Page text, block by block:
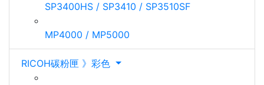
SP3400HS / SP3410 / SP3510SF
MP4000 / MP5000
RICOH碳粉匣 》彩色